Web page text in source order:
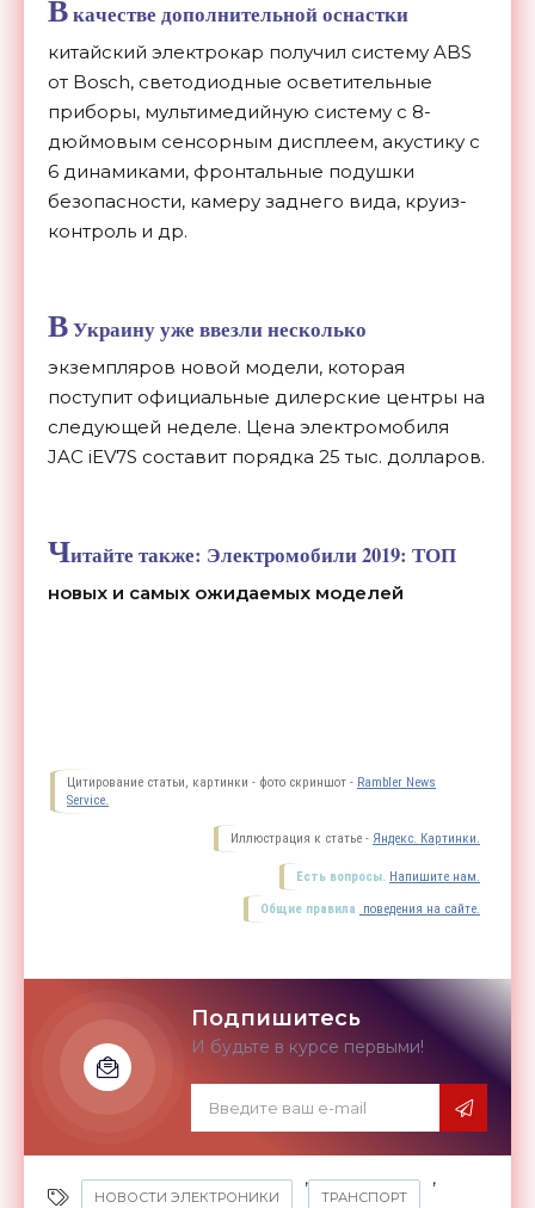
Вкачестве дополнительной оснастки
китайский электрокар получил систему ABS
от Bosch, светодиодные осветительные
приборы, мультимедийную систему с 8-
дюймовым сенсорным дисплеем, акустику с
6 динамиками, фронтальные подушки
безопасности, камеру заднего вида, круиз-
контроль и др.
ВУкраину уже ввезли несколько
экземпляров новой модели, которая
поступит официальные дилерские центры на
следующей неделе. Цена электромобиля
JAC iEV7S составит порядка 25 тыс. долларов.
Читайте также: Электромобили 2019: ТОП
новых и самых ожидаемых моделей
Цитирование статьи, картинки - фото скриншот - Rambler News
Service.
Иллюстрация к статье - Яндекс. Картинки.
Есть вопросы. Напишите нам.
Общие правила поведения на сайте.
Подпишитесь
И будьте в курсе первыми!
НОВОСТИ ЭЛЕКТРОНИКИ
,
ТРАНСПОРТ
,